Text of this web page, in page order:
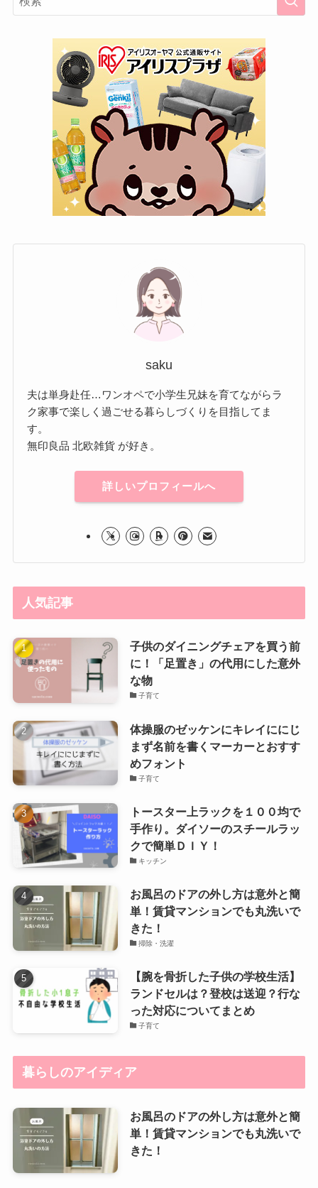
saku
夫は単身赴任…ワンオペで小学生兄妹を育てながらラ
ク家事で楽しく過ごせる暮らしづくりを目指してま
す。
無印良品 北欧雑貨 が好き。
詳しいプロフィールへ
人気記事
子供のダイニングチェアを買う前
に！「足置き」の代用にした意外
な物
子育て
体操服のゼッケンにキレイににじ
まず名前を書くマーカーとおすす
めフォント
子育て
トースター上ラックを１００均で
手作り。ダイソーのスチールラッ
クで簡単ＤＩＹ！
キッチン
お風呂のドアの外し方は意外と簡
単！賃貸マンションでも丸洗いで
きた！
掃除・洗濯
【腕を骨折した子供の学校生活】
ランドセルは？登校は送迎？行な
った対応についてまとめ
子育て
暮らしのアイディア
お風呂のドアの外し方は意外と簡
単！賃貸マンションでも丸洗いで
きた！